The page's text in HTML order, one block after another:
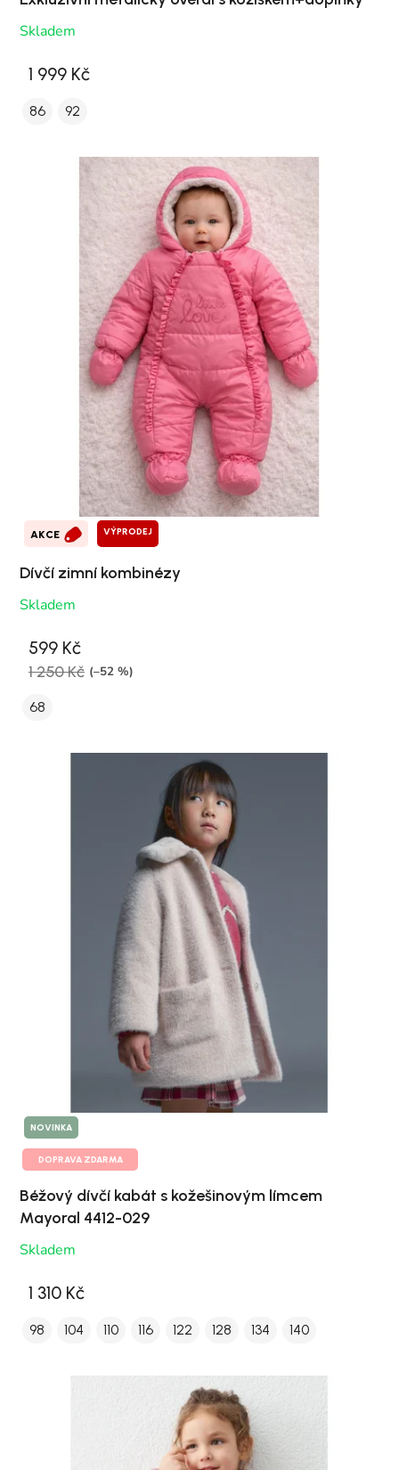
Skladem
1 999 Kč
86 92
AKCE VÝPRODEJ
Dívčí zimní kombinézy
Skladem
599 Kč
1 250 Kč (–52 %)
68
NOVINKA
DOPRAVA ZDARMA
Béžový dívčí kabát s kožešinovým límcem
Mayoral 4412-029
Skladem
1 310 Kč
98 104 110 116 122 128 134 140